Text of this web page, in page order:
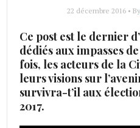
22 décembre 2016 • By
Ce post est le dernier
dédiés aux impasses
fois, les acteurs de la
leurs visions sur
survivra-t’il aux
2017.